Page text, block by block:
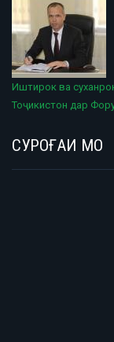
Иштирок ва
Тоҷикистон дар
СУРОҒАИ МО